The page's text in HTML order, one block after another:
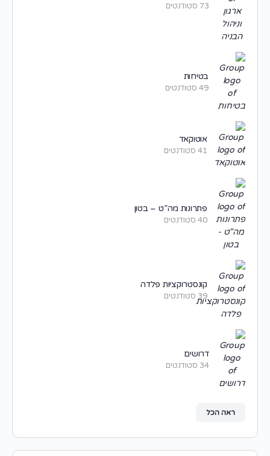
73 סטודנטים
בטיחות
49 סטודנטים
אוטוקאד
41 סטודנטים
פתרונות מה”ט – בטון
40 סטודנטים
קונסטרוקציות פלדה
39 סטודנטים
דרושים
34 סטודנטים
ראה הכל